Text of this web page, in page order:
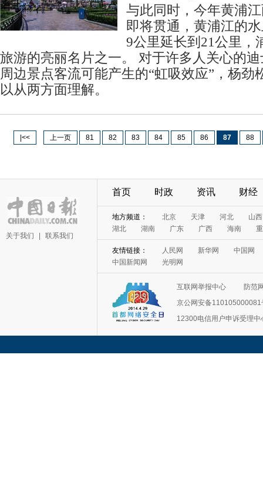
与此同时，今年黄浦
即将贯通，黄浦江的
9公里延长到21公里，
旅游的亮丽名片之一。 对于许多人关心的
周边景点客流可能产生的“虹吸效应”，杨劲
以从两方面理解。
|<< 上一页 81 82 83 84 85 86 87 88
关于我们 联系我们
首页 时政 资讯 财经
互联网举报中心
防范
京公网安备110105000081
12300电信用户申诉受理中